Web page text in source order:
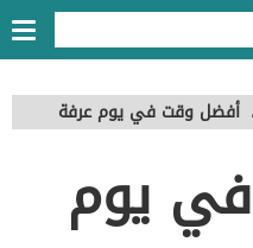
أفضل وقت في يوم عرفة
يوم